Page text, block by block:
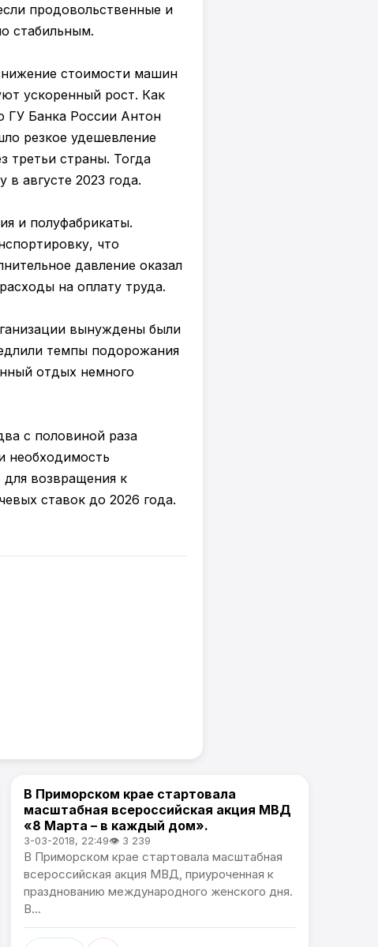
продовольственные и
стабильным.
стоимости машин
ускоренный рост. Как
ГУ Банка России Антон
резкое удешевление
третьи страны. Тогда
августе 2023 года.
и полуфабрикаты.
что
давление оказал
на оплату труда.
вынуждены были
темпы подорожания
отдых немного
с половиной раза
необходимость
возвращения к
ставок до 2026 года.
Новости Приморского края
В Приморском крае стартовала
масштабная всероссийская акция МВД
«8 Марта – в каждый дом».
3-03-2018, 22:49👁 3 239
В Приморском крае стартовала масштабная
всероссийская акция МВД, приуроченная к
празднованию международного женского дня.
В...